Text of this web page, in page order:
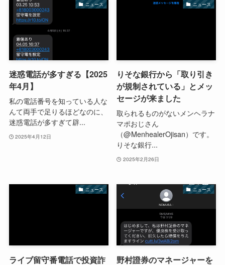
ニュース
迷惑電話が多すぎる【2025
年4月】
私の電話番号を知っている人な
んて両手で足りるほどなのに、
迷惑電話が多すぎて辟...
2025年4月12日
ニュース
りそな銀行から「取り引き
が規制されている」とメッ
セージが来ました
取られるものがないメンヘラナ
マポおじさん
（@MenhealerOjisan）です。
りそな銀行...
2025年2月26日
ニュース
ライブ留守番電話で投資詐
ニュース
野村證券のマネージャーを